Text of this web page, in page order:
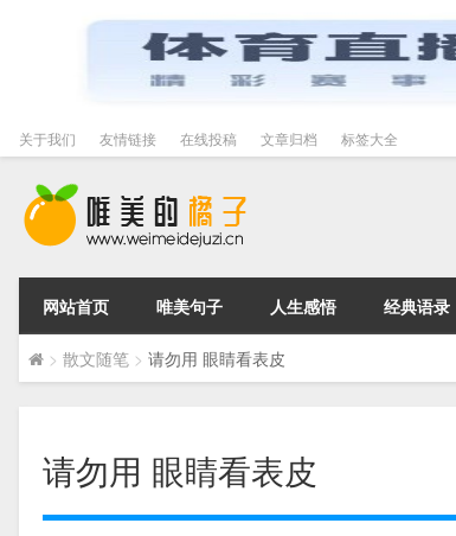
关于我们 友情链接 在线投稿 文章归档 标签大全
网站首页 唯美句子 人生感悟 经典语录
> 散文随笔 > 请勿用 眼睛看表皮
请勿用 眼睛看表皮